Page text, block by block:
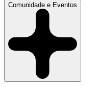
Comunidade e Eventos